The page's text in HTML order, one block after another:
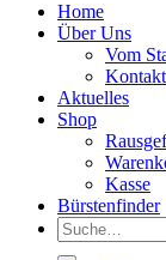
Home
Über Uns
Vom
Kontakt
Aktuelles
Shop
Kasse
Bürstenfinder
Suche
nach: